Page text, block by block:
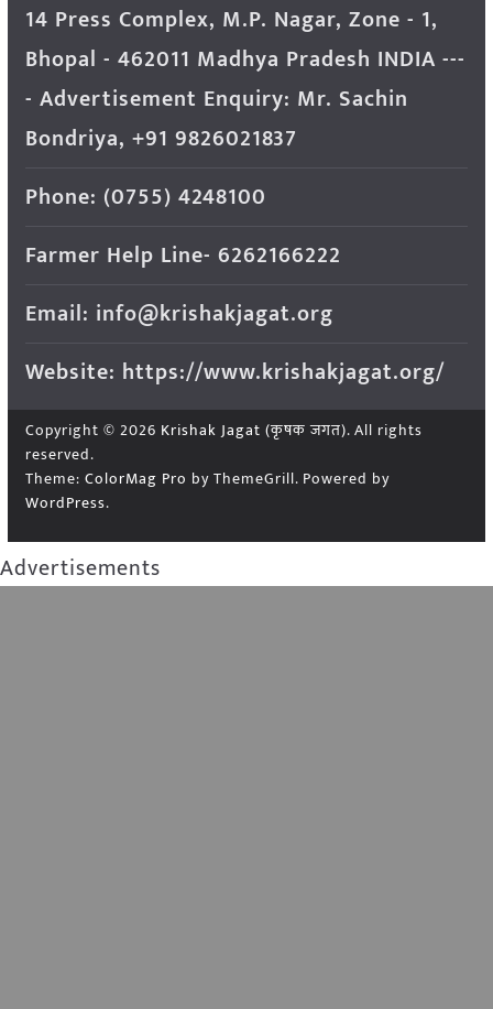
14 Press Complex, M.P. Nagar, Zone - 1,
Bhopal - 462011 Madhya Pradesh INDIA ---
- Advertisement Enquiry: Mr. Sachin
Bondriya, +91 9826021837
Phone: (0755) 4248100
Farmer Help Line- 6262166222
Email: info@krishakjagat.org
Website: https://www.krishakjagat.org/
Copyright © 2026 Krishak Jagat (कृषक जगत). All rights
reserved.
Theme: ColorMag Pro by ThemeGrill. Powered by
WordPress.
Advertisements